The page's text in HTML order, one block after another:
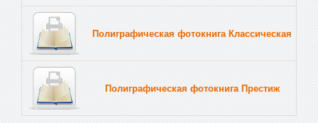
Полиграфическая фотокнига Классическая
Полиграфическая фотокнига Престиж